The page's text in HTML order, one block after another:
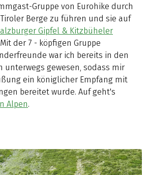
Gruppe von Eurohike durch
Berge zu führen und sie auf
Gipfel & Kitzbüheler
der 7 - köpfigen Gruppe
war ich bereits in den
unterwegs gewesen, sodass mir
ein königlicher Empfang mit
bereitet wurde. Auf geht's
Alpen.